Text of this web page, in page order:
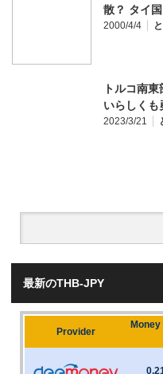
散？ タイ
2000/4/4
トルコ南
いらしく
2023/3/21
最新のTHB-JPY